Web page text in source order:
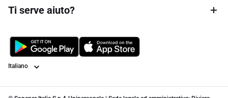
Ti serve aiuto?
Lingua